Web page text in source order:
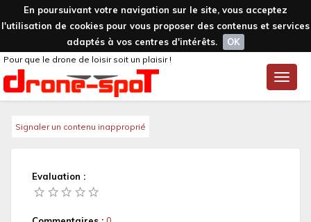
En poursuivant votre navigation sur le site, vous acceptez
l'utilisation de cookies pour vous proposer des contenus et services
adaptés à vos centres d'intérêts.
OK
Toggle
Pour que le drone de loisir soit un plaisir !
Signaler un contenu inapproprié
Evaluation :